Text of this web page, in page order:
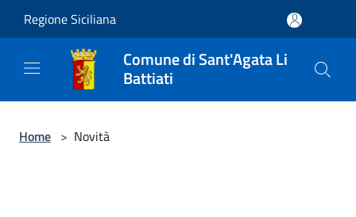
Regione Siciliana
Comune di Sant'Agata Li
Battiati
Home > Novità